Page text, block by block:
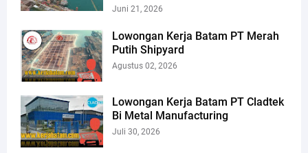
Juni 21, 2026
Lowongan Kerja Batam PT Merah
Putih Shipyard
Agustus 02, 2026
Lowongan Kerja Batam PT Cladtek
Bi Metal Manufacturing
Juli 30, 2026